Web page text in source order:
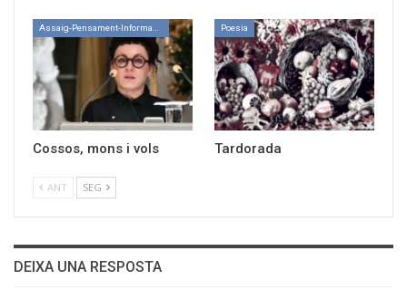
Cossos, mons i vols
Poesia
Tardorada
ANT SEG
DEIXA UNA RESPOSTA